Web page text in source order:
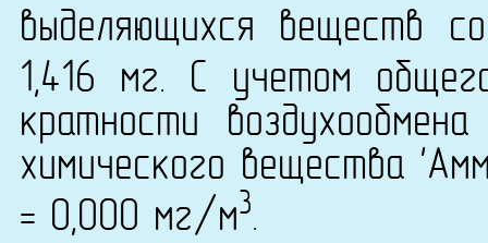
выделяющихся веществ
1,416 мг. С учетом
кратности
химического вещества
= 0,000 мг/м3.